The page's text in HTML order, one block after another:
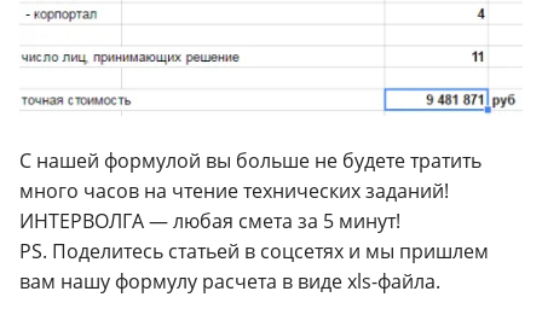
С нашей формулой вы больше не будете тратить
много часов на чтение технических заданий!
ИНТЕРВОЛГА — любая смета за 5 минут!
PS. Поделитесь статьей в соцсетях и мы пришлем
вам нашу формулу расчета в виде xls-файла.